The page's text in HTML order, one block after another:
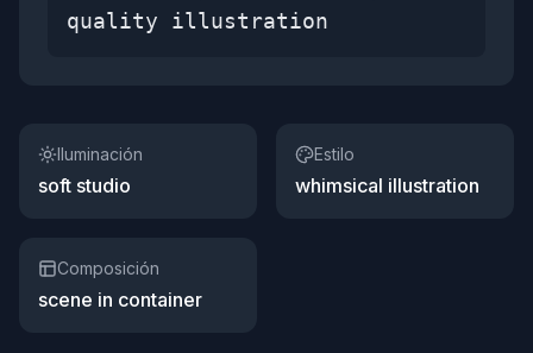
quality illustration
Iluminación
soft studio
Estilo
whimsical illustration
Composición
scene in container